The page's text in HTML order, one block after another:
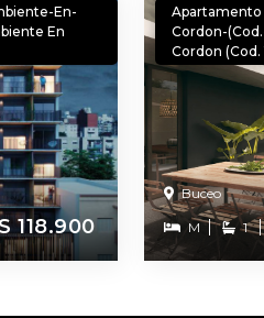
En-
En
118.900
Apartamento
Cordon-
Cordon (Cod.
Buceo
M 1